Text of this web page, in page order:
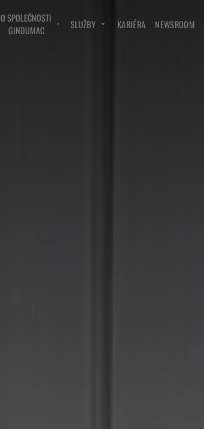
O SPOLEČNOSTI
GINDUMAC
SLUŽBY KARIÉRA NEWSROOM